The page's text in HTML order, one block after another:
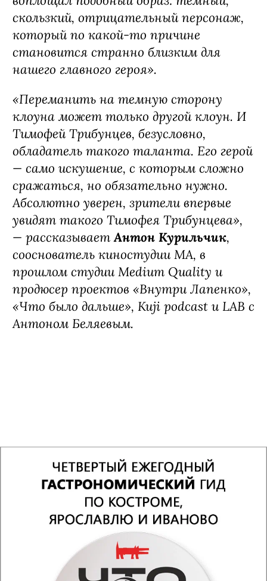
скользкий, отрицательный персонаж,
который по какой-то причине
становится странно близким для
нашего главного героя».
«Переманить на темную сторону
клоуна может только другой клоун. И
Тимофей Трибунцев, безусловно,
обладатель такого таланта. Его герой
— само искушение, с которым сложно
сражаться, но обязательно нужно.
Абсолютно уверен, зрители впервые
увидят такого Тимофея Трибунцева»,
— рассказываетАнтон Курильчик,
сооснователь киностудии MА, в
прошлом студии Medium Quality и
продюсер проектов «Внутри Лапенко»,
«Что было дальше», Kuji podcast и LAB с
Антоном Беляевым.